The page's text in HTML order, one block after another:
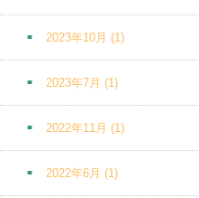
2023年10月 (1)
2023年7月 (1)
2022年11月 (1)
2022年6月 (1)